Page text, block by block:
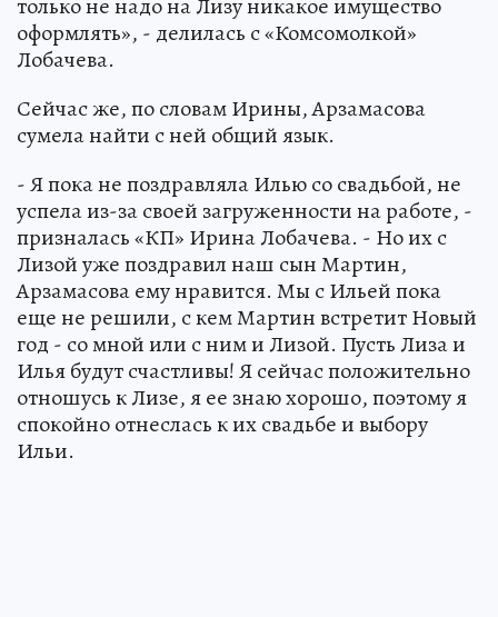
только не надо на Лизу никакое имущество
оформлять», - делилась с «Комсомолкой»
Лобачева.
Сейчас же, по словам Ирины, Арзамасова
сумела найти с ней общий язык.
- Я пока не поздравляла Илью со свадьбой, не
успела из-за своей загруженности на работе, -
призналась «КП» Ирина Лобачева. - Но их с
Лизой уже поздравил наш сын Мартин,
Арзамасова ему нравится. Мы с Ильей пока
еще не решили, с кем Мартин встретит Новый
год - со мной или с ним и Лизой. Пусть Лиза и
Илья будут счастливы! Я сейчас положительно
отношусь к Лизе, я ее знаю хорошо, поэтому я
спокойно отнеслась к их свадьбе и выбору
Ильи.